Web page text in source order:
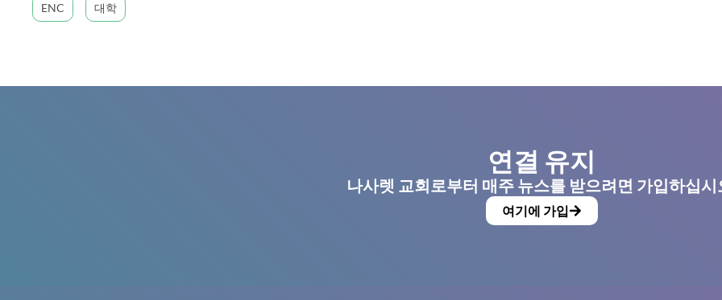
ENC 대학
연결 유지
나사렛 교회로부터 매주 뉴스를 받으려면 가입하십시
여기에 가입